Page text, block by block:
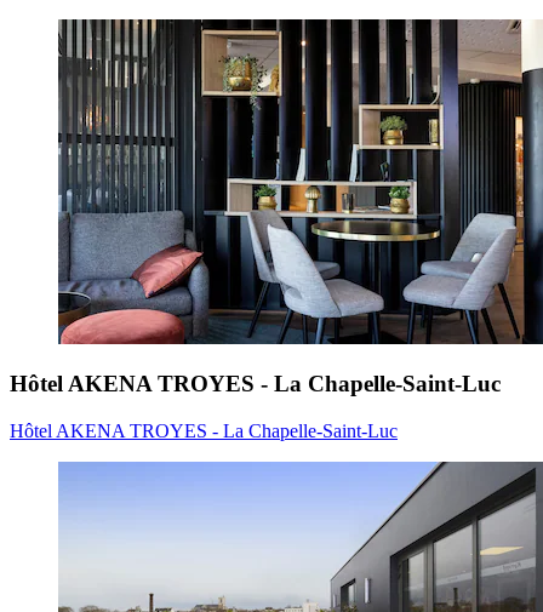
Hôtel AKENA TROYES - La Chapelle-Saint-Luc
Hôtel AKENA TROYES - La Chapelle-Saint-Luc